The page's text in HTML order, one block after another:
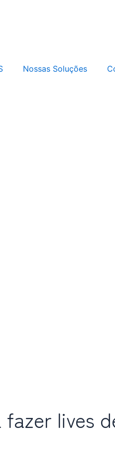
Nossas Soluções
lives